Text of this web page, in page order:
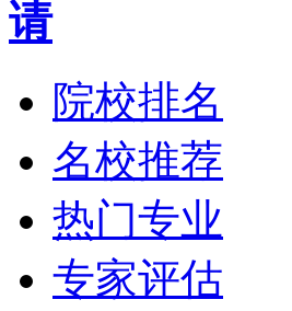
院校排名
名校推荐
热门专业
专家评估